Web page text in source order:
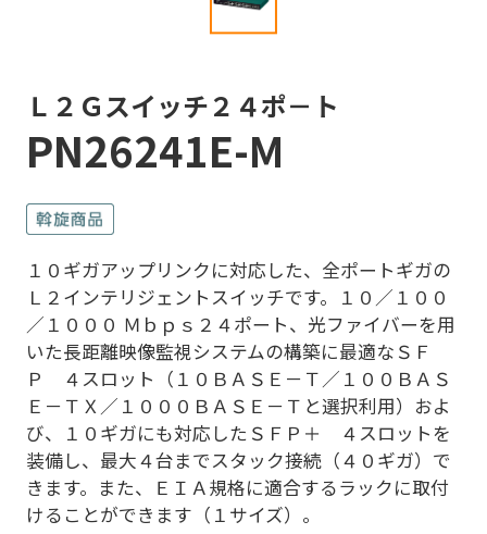
Ｌ２Ｇスイッチ２４ポ－ト
PN26241E-M
１０ギガアップリンクに対応した、全ポートギガの
Ｌ２インテリジェントスイッチです。１０／１００
／１０００ Ｍｂｐｓ２４ポート、光ファイバーを用
いた長距離映像監視システムの構築に最適なＳＦ
Ｐ ４スロット（１０ＢＡＳＥ－Ｔ／１００ＢＡＳ
Ｅ－ＴＸ／１０００ＢＡＳＥ－Ｔと選択利用）およ
び、１０ギガにも対応したＳＦＰ＋ ４スロットを
装備し、最大４台までスタック接続（４０ギガ）で
きます。また、ＥＩＡ規格に適合するラックに取付
けることができます（１サイズ）。